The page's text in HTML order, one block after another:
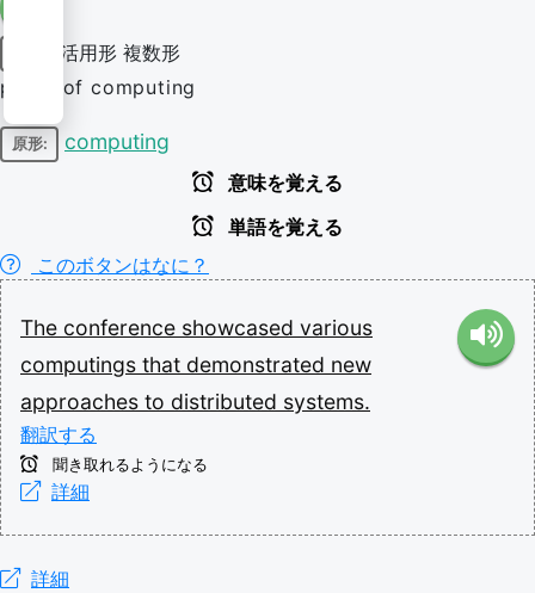
活用形 複数形
plural of computing
原形: computing
意味を覚える
単語を覚える
このボタンはなに？
The conference showcased various
computings that demonstrated new
approaches to distributed systems.
翻訳する
聞き取れるようになる
詳細
詳細